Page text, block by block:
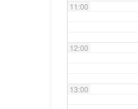
11:00
12:00
13:00